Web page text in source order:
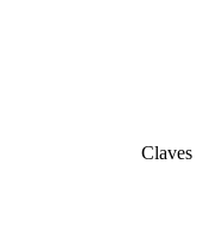
Claves